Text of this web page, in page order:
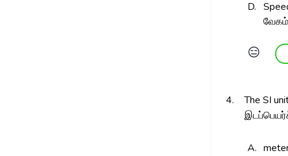
D.
வேகம்
😑
4.
The SI
A.